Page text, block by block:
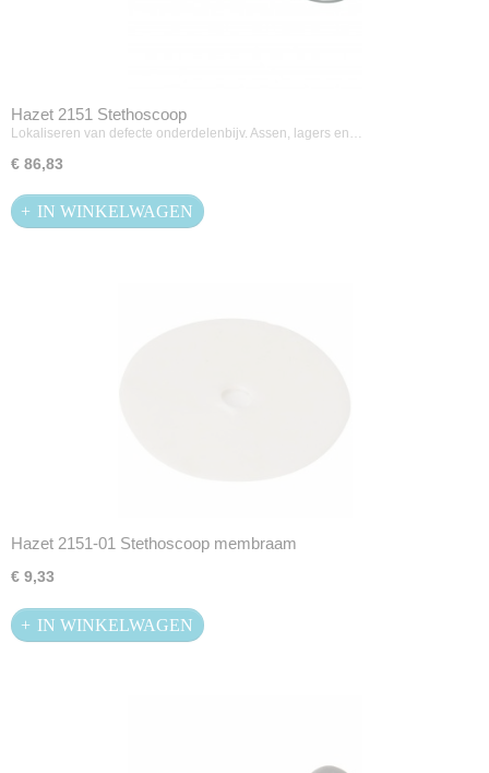
Hazet 2151 Stethoscoop
Lokaliseren van defecte onderdelenbijv. Assen, lagers en…
€ 86,83
IN WINKELWAGEN
Hazet 2151-01 Stethoscoop membraam
€ 9,33
IN WINKELWAGEN